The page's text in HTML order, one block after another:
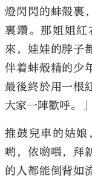
燈閃閃的蚌殼裏
裏鑽。那姐姐
來，娃娃的脖子
伴着蚌殼精的少
最後終於用一根
大家一陣歡呼。」
推鼓兒車的姑
喲，依喲喂，拜
的人都能倒背如